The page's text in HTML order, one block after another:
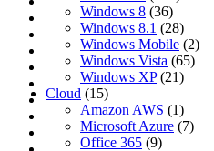
Windows 8 (36)
Windows 8.1 (28)
Windows Mobile (2)
Windows Vista (65)
Windows XP(21)
Cloud (15)
Amazon AWS (1)
Microsoft Azure (7)
Office 365 (9)